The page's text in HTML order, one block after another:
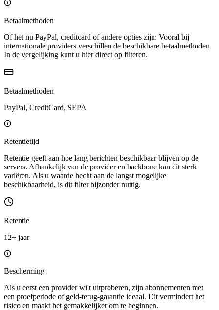
Betaalmethoden
Of het nu PayPal, creditcard of andere opties zijn: Vooral bij
internationale providers verschillen de beschikbare betaalmethoden.
In de vergelijking kunt u hier direct op filteren.
Betaalmethoden
PayPal, CreditCard, SEPA
Retentietijd
Retentie geeft aan hoe lang berichten beschikbaar blijven op de
servers. Afhankelijk van de provider en backbone kan dit sterk
variëren. Als u waarde hecht aan de langst mogelijke
beschikbaarheid, is dit filter bijzonder nuttig.
Retentie
12+ jaar
Bescherming
Als u eerst een provider wilt uitproberen, zijn abonnementen met
een proefperiode of geld-terug-garantie ideaal. Dit vermindert het
risico en maakt het gemakkelijker om te beginnen.